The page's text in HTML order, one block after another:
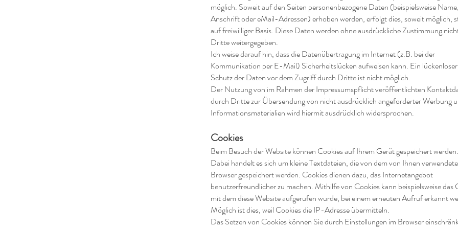
möglich. Soweit auf den Seiten personenbezogene Daten (beispielsweise
Anschrift oder eMail-Adressen) erhoben werden, erfolgt dies, soweit möglich,
auf freiwilliger Basis. Diese Daten werden ohne ausdrückliche Zustimmung
Dritte weitergegeben.
Ich weise darauf hin, dass die Datenübertragung im Internet (z.B. bei der
Kommunikation per E-Mail) Sicherheitslücken aufweisen kann. Ein lückenloser
Schutz der Daten vor dem Zugriff durch Dritte ist nicht möglich.
Der Nutzung von im Rahmen der Impressumspflicht veröffentlichten
durch Dritte zur Übersendung von nicht ausdrücklich angeforderter Werbung
Informationsmaterialien wird hiermit ausdrücklich widersprochen.
Cookies
Beim Besuch der Website können Cookies auf Ihrem Gerät gespeichert werden.
Dabei handelt es sich um kleine Textdateien, die von dem von Ihnen
Browser gespeichert werden. Cookies dienen dazu, das Internetangebot
benutzerfreundlicher zu machen. Mithilfe von Cookies kann beispielsweise das
mit dem diese Website aufgerufen wurde, bei einem erneuten Aufruf erkannt
Möglich ist dies, weil Cookies die IP-Adresse übermitteln.
Das Setzen von Cookies können Sie durch Einstellungen im Browser